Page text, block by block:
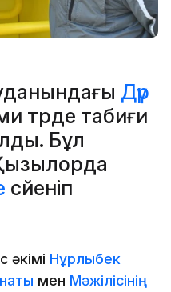
Дүр
түрде табиғи
Бұл
сүйеніп
әкімі Нұрлыбек
мен Мәжілісінің